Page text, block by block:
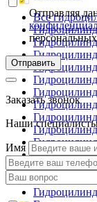
Все
металловозов
Отправляя
Отправить
Заказать звонок
Наши
Имя